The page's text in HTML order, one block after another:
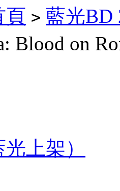
頁 > 藍光
Blood on
上架）